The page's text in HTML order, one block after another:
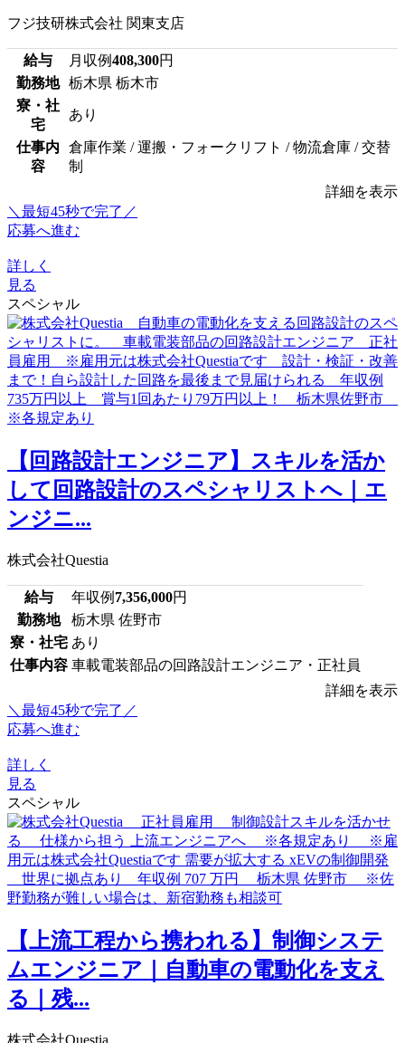
フジ技研株式会社 関東支店
給与 月収例408,300円
勤務地
栃木県 栃木市
寮・社
宅
あり
仕事内
容
倉庫作業 / 運搬・フォークリフト / 物流倉庫 / 交替
制
詳細を表示
＼最短45秒で完了／
応募へ進む
詳しく
見る
スペシャル
【回路設計エンジニア】スキルを活か
して回路設計のスペシャリストへ｜エ
ンジニ...
株式会社Questia
給与 年収例 7,356,000円
勤務地
栃木県 佐野市
寮・社宅 あり
仕事内容 車載電装部品の回路設計エンジニア・正社員
詳細を表示
＼最短45秒で完了／
応募へ進む
詳しく
見る
スペシャル
【上流工程から携われる】制御システ
ムエンジニア｜自動車の電動化を支え
る｜残...
株式会社Questia